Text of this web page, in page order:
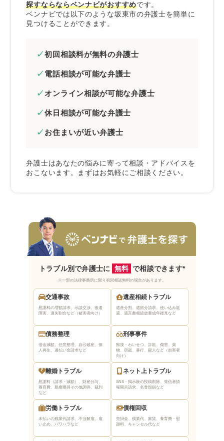
まとめ｜坂東市で無料法律相談できる弁護士は
ベンナビで探そう
探すならならベンナビがおすすめです。
ベンナビでは以下のような坂東市の弁護士を簡単に
見つけることができます。
初回相談料が無料の弁護士
電話相談が可能な弁護士
オンライン相談が可能な弁護士
休日相談が可能な弁護士
お住まいが近い弁護士
弁護士はあなたの悩みに寄って相談・アドバイスを
おこないます。まずはお気軽にご相談ください。
トラブル別で弁護士に 無料 で相談できます*
※一部の法律事務所に限り初回相談無料の場合があります。
交通事故
慰謝料の増額請求、示談交渉、後遺
障害、過失割合など（被害者向け）
遺産相続トラブル
遺産分割、遺留分請求、使い込み返
還、遺言書相続放棄成年後見など
債務整理
借金減額、任意整理、自己破産、個
人再生、過払い金請求など
刑事事件
痴漢・わいせつ、詐欺、傷害、薬
物、窃盗、暴行、殺人など（加害者
向け）
離婚トラブル
慰謝料（請求・減額）、財産分与、
養育費、親権獲得その他調停、裁判
など
ネット上トラブル
SNS・掲示板の投稿削除、発信者情
報開示請求、名誉毀損など
労働トラブル
未払いの残業代請求、不当解雇、雇
い止め、パワハラなど
債権回収
売掛金、残業代、家賃、養育費・慰
謝料、キャンセル代など